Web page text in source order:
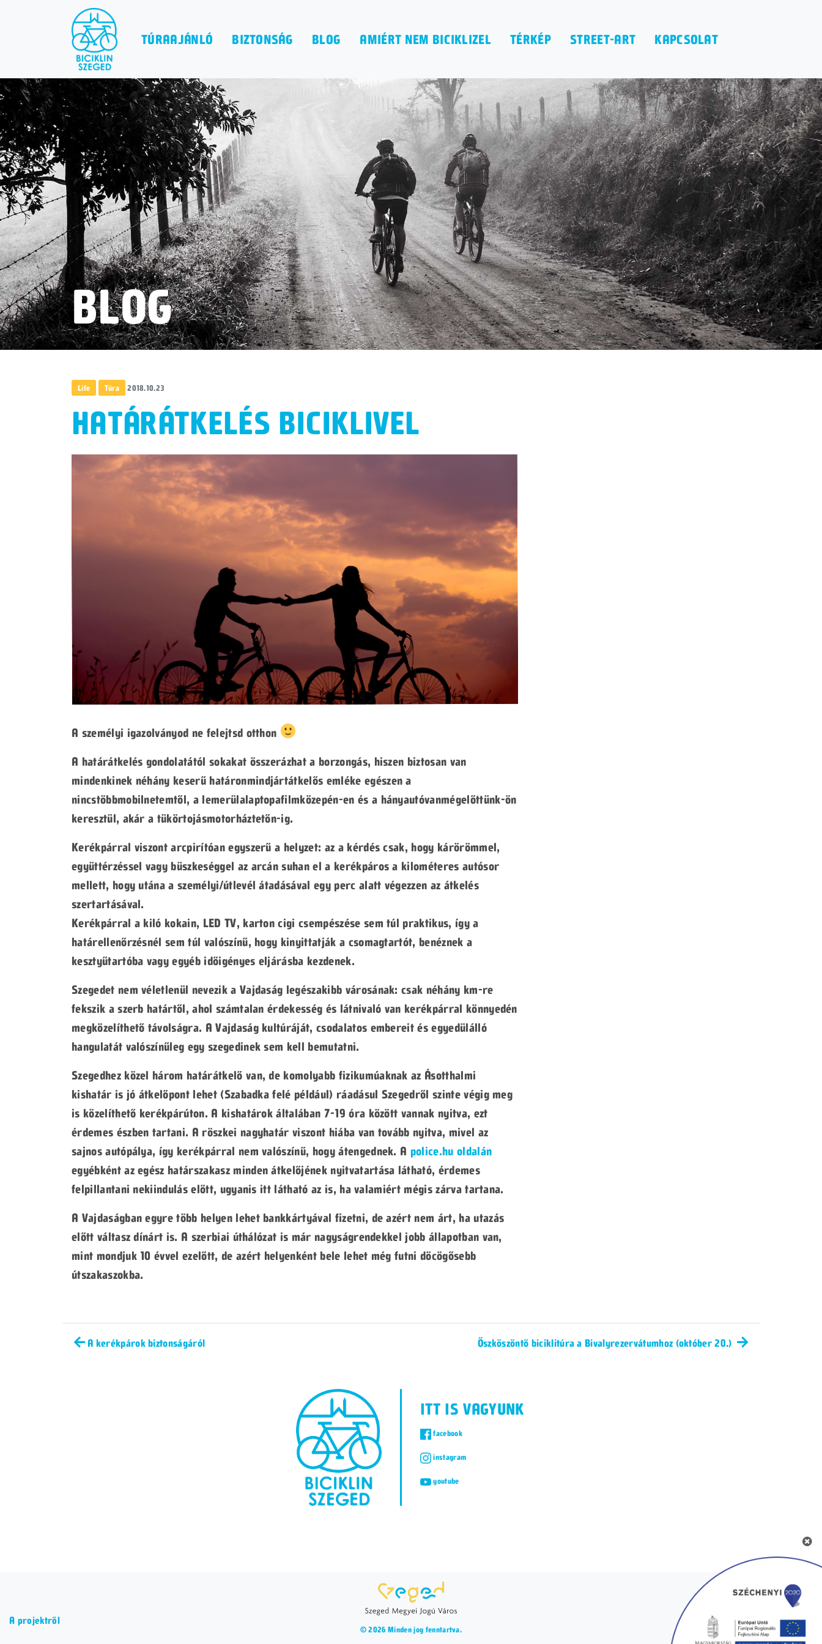
TÚRAAJÁNLÓ BIZTONSÁG BLOG AMIÉRT NEM BICIKLIZEL TÉRKÉP STREET-ART KAPCSOLAT
BLOG
Life Túra 2018.10.23
HATÁRÁTKELÉS BICIKLIVEL
A személyi igazolványod ne felejtsd otthon
A határátkelés gondolatától sokakat összerázhat a borzongás, hiszen biztosan van
mindenkinek néhány keserű határonmindjártátkelős emléke egészen a
nincstöbbmobilnetemtől, a lemerülalaptopafilmközepén-en és a hányautóvanmégelőttünk-ön
keresztül, akár a tükörtojásmotorháztetőn-ig.
Kerékpárral viszont arcpirítóan egyszerű a helyzet: az a kérdés csak, hogy kárörömmel,
együttérzéssel vagy büszkeséggel az arcán suhan el a kerékpáros a kilométeres autósor
mellett, hogy utána a személyi/útlevél átadásával egy perc alatt végezzen az átkelés
szertartásával.
Kerékpárral a kiló kokain, LED TV, karton cigi csempészése sem túl praktikus, így a
határellenőrzésnél sem túl valószínű, hogy kinyittatják a csomagtartót, benéznek a
kesztyűtartóba vagy egyéb időigényes eljárásba kezdenek.
Szegedet nem véletlenül nevezik a Vajdaság legészakibb városának: csak néhány km-re
fekszik a szerb határtől, ahol számtalan érdekesség és látnivaló van kerékpárral könnyedén
megközelíthető távolságra. A Vajdaság kultúráját, csodalatos embereit és egyedülálló
hangulatát valószínűleg egy szegedinek sem kell bemutatni.
Szegedhez közel három határátkelő van, de komolyabb fizikumúaknak az Ásotthalmi
kishatár is jó átkelőpont lehet (Szabadka felé például) ráadásul Szegedről szinte végig meg
is közelíthető kerékpárúton. A kishatárok általában 7-19 óra között vannak nyitva, ezt
érdemes észben tartani. A röszkei nagyhatár viszont hiába van tovább nyitva, mivel az
sajnos autópálya, így kerékpárral nem valószínű, hogy átengednek. A police.hu oldalán
egyébként az egész határszakasz minden átkelőjének nyitvatartása látható, érdemes
felpillantani nekiindulás előtt, ugyanis itt látható az is, ha valamiért mégis zárva tartana.
A Vajdaságban egyre több helyen lehet bankkártyával fizetni, de azért nem árt, ha utazás
előtt váltasz dínárt is. A szerbiai úthálózat is már nagyságrendekkel jobb állapotban van,
mint mondjuk 10 évvel ezelőtt, de azért helyenként bele lehet még futni döcögősebb
útszakaszokba.
A kerékpárok biztonságáról Őszköszöntő biciklitúra a Bivalyrezervátumhoz (október 20.)
ITT IS VAGYUNK
facebook
instagram
youtube
A projektről
© 2026 Minden jog fenntartva.